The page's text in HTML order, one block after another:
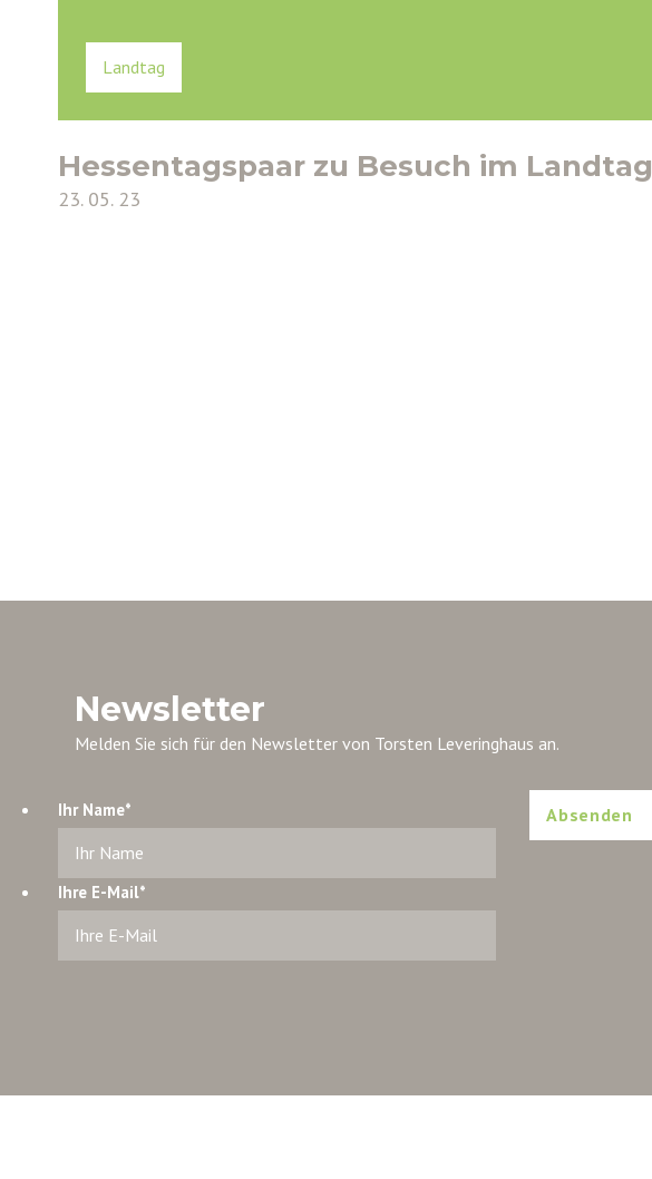
Landtag
Hessentagspaar zu Besuch im Landtag
23. 05. 23
Newsletter
Melden Sie sich für den Newsletter von Torsten Leveringhaus an.
Ihr Name*
Ihre E-Mail*
Absenden